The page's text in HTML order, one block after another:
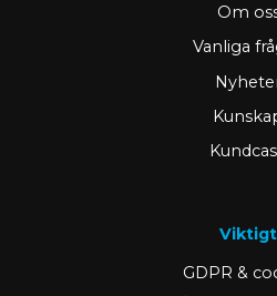
Om
Vanliga
Viktigt
GDPR &